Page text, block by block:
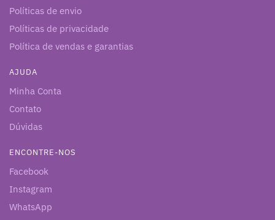
Políticas de envio
Políticas de privacidade
Política de vendas e garantias
AJUDA
Minha Conta
Contato
Dúvidas
ENCONTRE-NOS
Facebook
Instagram
WhatsApp